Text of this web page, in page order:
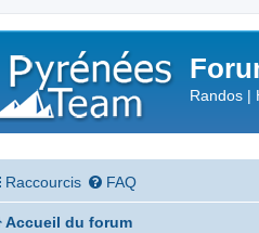
Randos |
Raccourcis FAQ
Accueil du forum